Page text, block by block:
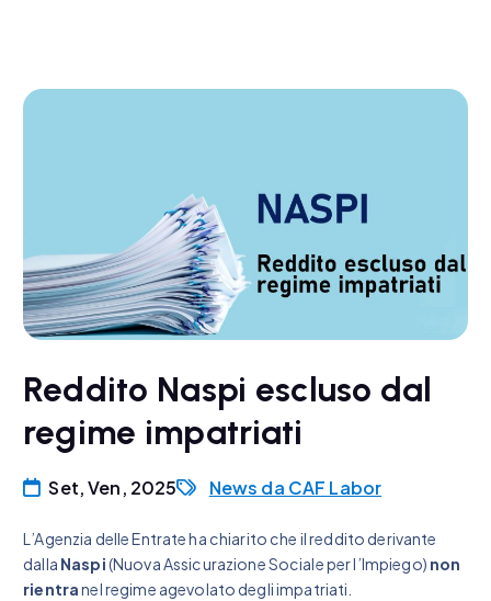
Reddito Naspi escluso dal
regime impatriati
Set, Ven, 2025 News da CAF Labor
L’Agenzia delle Entrate ha chiarito che il reddito derivante
dalla Naspi(Nuova Assicurazione Sociale per l’Impiego) non
rientranel regime agevolato degli impatriati.